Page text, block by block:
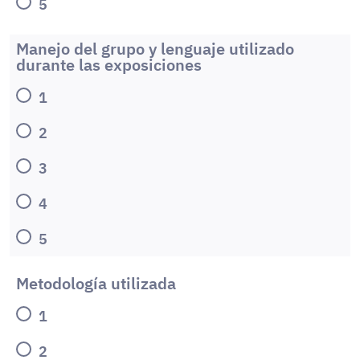
5
Manejo del grupo y lenguaje utilizado
durante las exposiciones
1
2
3
4
5
Metodología utilizada
1
2